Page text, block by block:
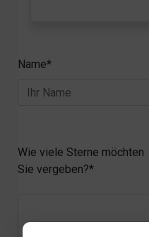
Name*
Wie viele Sterne möchten
Sie vergeben?*